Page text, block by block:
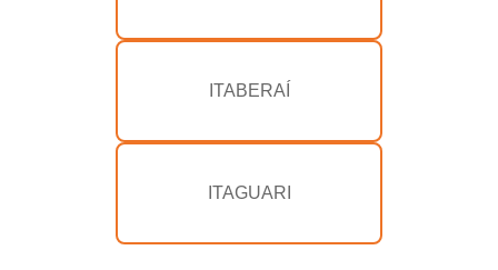
ITABERAÍ
ITAGUARI